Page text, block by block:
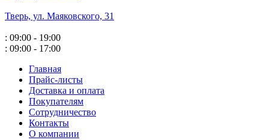
Тверь, ул. Маяковского, 31
: 09:00 - 19:00
: 09:00 - 17:00
Главная
Прайс-листы
Доставка и оплата
Покупателям
Сотрудничество
Контакты
О компании